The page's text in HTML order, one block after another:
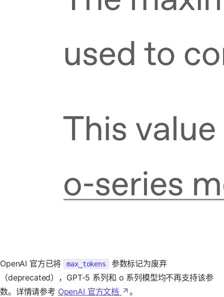
OpenAI 官方已将 max_tokens
参数标记为废弃
（deprecated），GPT-5 系列和 o 系列模型均不再支持该参
数。详情请参考 OpenAI 官方文档 。